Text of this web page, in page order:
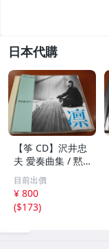
日本代購
【筝 CD】沢井忠
夫 愛奏曲集 / 黙
示 、波 、二つの
相 、箏二重奏ソ
ナタ 杵屋正邦 、
入野義朗 、小野
目前出價
¥ 800
($173)